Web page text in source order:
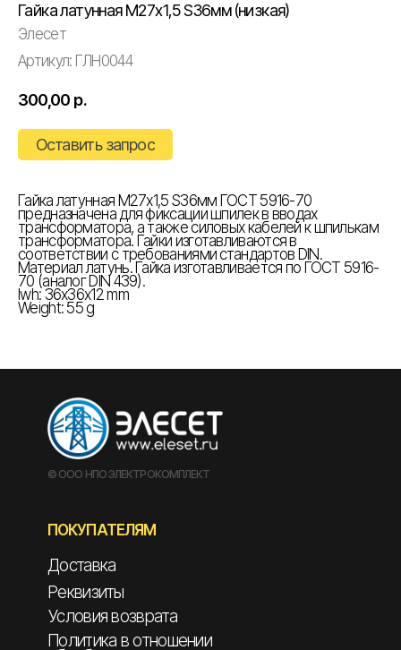
Гайка латунная М27х1,5 S36мм (низкая)
Элесет
Артикул: ГЛН0044
300,00 р.
Оставить запрос
Гайка латунная М27х1,5 S36мм ГОСТ 5916-70
предназначена для фиксации шпилек в вводах
трансформатора, а также силовых кабелей к шпилькам
трансформатора. Гайки изготавливаются в
соответствии с требованиями стандартов DIN.
Материал латунь. Гайка изготавливается по ГОСТ 5916-
70 (аналог DIN 439).
lwh: 36x36x12 mm
Weight: 55 g
© ООО НПО ЭЛЕКТРОКОМПЛЕКТ
ПОКУПАТЕЛЯМ
Доставка
Реквизиты
Условия возврата
Политика в отношении